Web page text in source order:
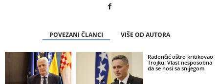
POVEZANI ČLANCI VIŠE OD AUTORA
Radončić oštro kritikovao
Trojku: Vlast nesposobna
da se nosi sa snijegom